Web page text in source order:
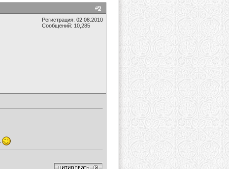
#9
Регистрация: 02.08.2010
Сообщений: 10,285